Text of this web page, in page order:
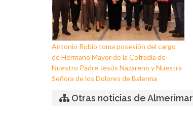
Antonio Rubio toma posesión del cargo
de Hermano Mayor de la Cofradía de
Nuestro Padre Jesús Nazareno y Nuestra
Señora de los Dolores de Balerma
Otras noticias de Almerimar